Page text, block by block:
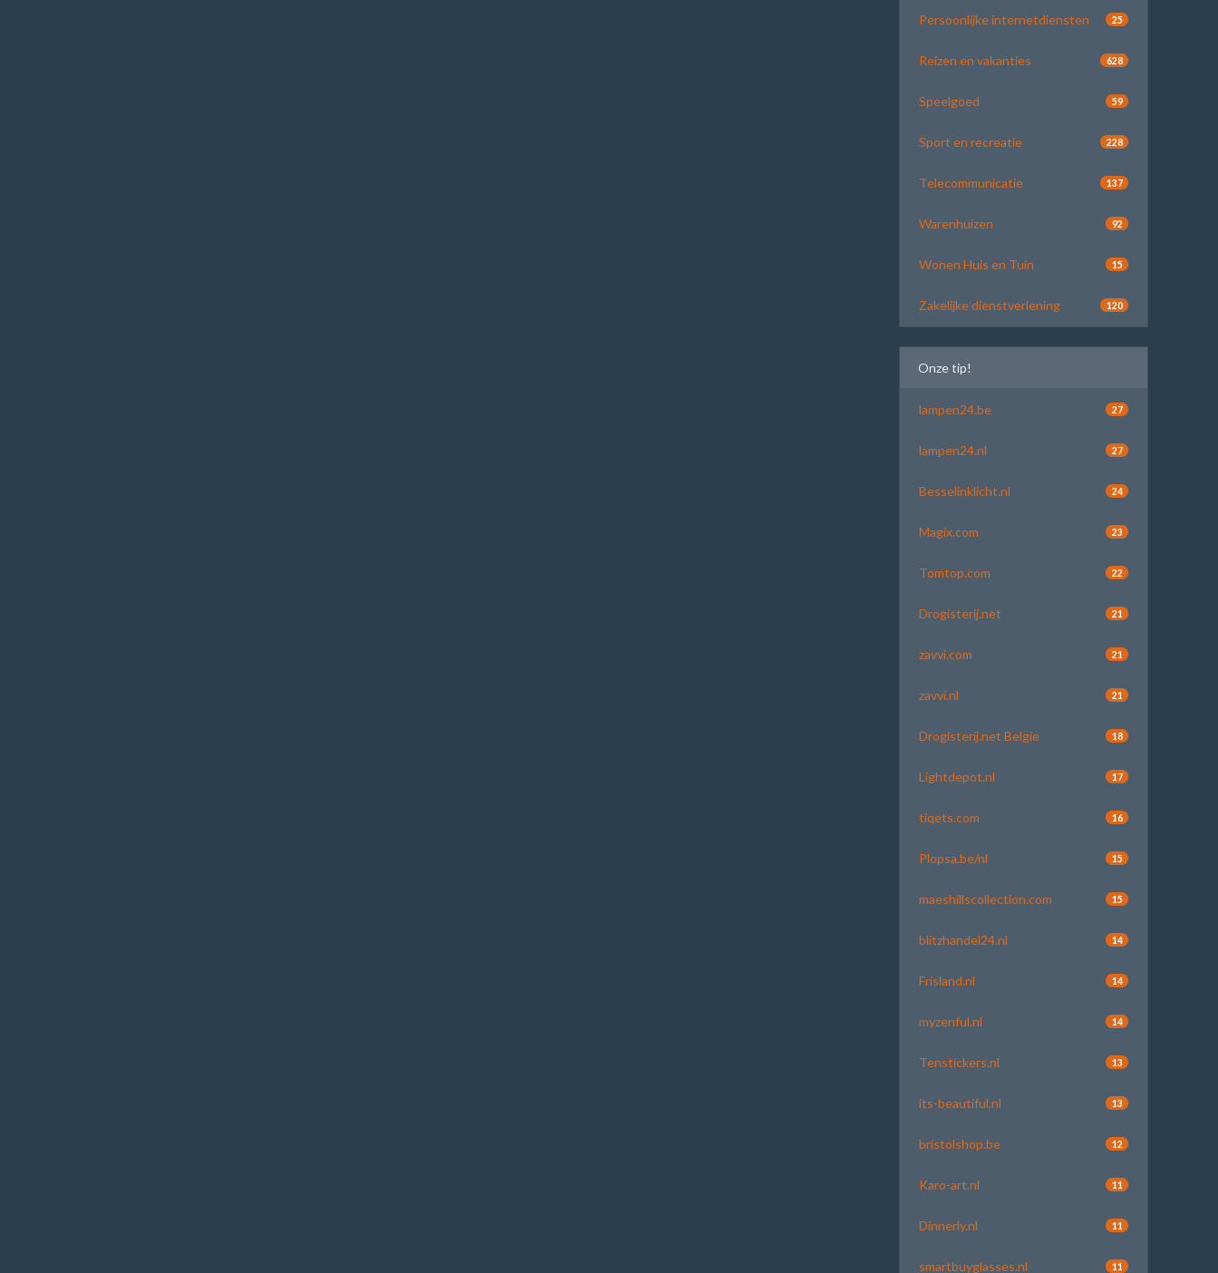
Persoonlijke internetdiensten 25
Reizen en vakanties 628
Speelgoed 59
Sport en recreatie 228
Telecommunicatie 137
Warenhuizen 92
Wonen Huis en Tuin 15
Zakelijke dienstverlening 120
Onze tip!
lampen24.be 27
lampen24.nl 27
Besselinklicht.nl 24
Magix.com 23
Tomtop.com 22
Drogisterij.net 21
zavvi.com 21
zavvi.nl 21
Drogisterij.net Belgie 18
Lightdepot.nl 17
tiqets.com 16
Plopsa.be/nl 15
maeshillscollection.com 15
blitzhandel24.nl 14
Frisland.nl 14
myzenful.nl 14
Tenstickers.nl 13
its-beautiful.nl 13
bristolshop.be 12
Karo-art.nl 11
Dinnerly.nl 11
smartbuyglasses.nl 11